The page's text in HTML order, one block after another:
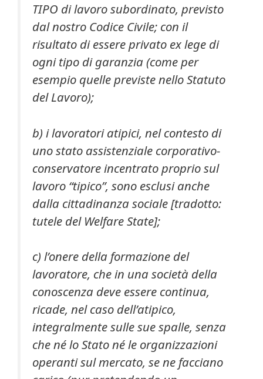
TIPO di lavoro subordinato, previsto
dal nostro Codice Civile; con il
risultato di essere privato ex lege di
ogni tipo di garanzia (come per
esempio quelle previste nello Statuto
del Lavoro);
b) i lavoratori atipici, nel contesto di
uno stato assistenziale corporativo-
conservatore incentrato proprio sul
lavoro “tipico”, sono esclusi anche
dalla cittadinanza sociale[tradotto:
tutele del Welfare State];
c) l’onere della formazione del
lavoratore, che in una società della
conoscenza deve essere continua,
ricade, nel caso dell’atipico,
integralmente sulle sue spalle, senza
che né lo Stato né le organizzazioni
operanti sul mercato, se ne facciano